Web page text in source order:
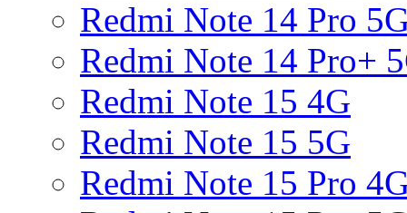
Redmi Note 14 Pro
Redmi Note 14 Pro+
Redmi Note 15 4G
Redmi Note 15 5G
Redmi Note 15 Pro